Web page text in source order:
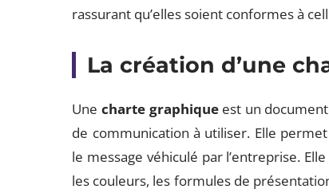
rassurant qu’elles soient conformes à
La création d’une
Une charte graphiqueest un
de communication à utiliser. Elle
le message véhiculé par l’entreprise.
les couleurs, les formules de